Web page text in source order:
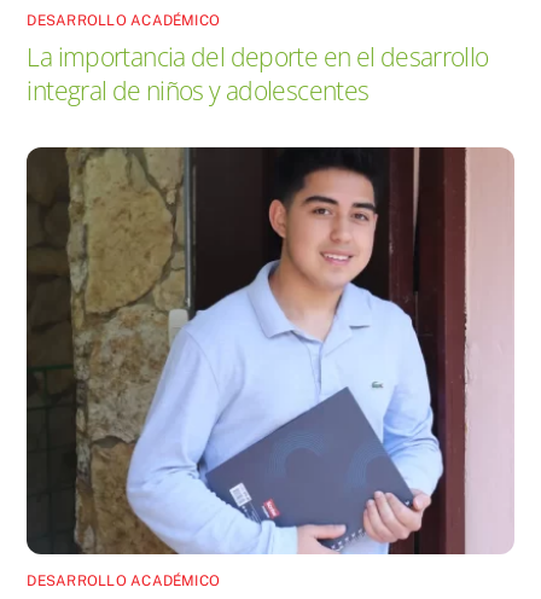
DESARROLLO ACADÉMICO
La importancia del deporte en el desarrollo
integral de niños y adolescentes
DESARROLLO ACADÉMICO